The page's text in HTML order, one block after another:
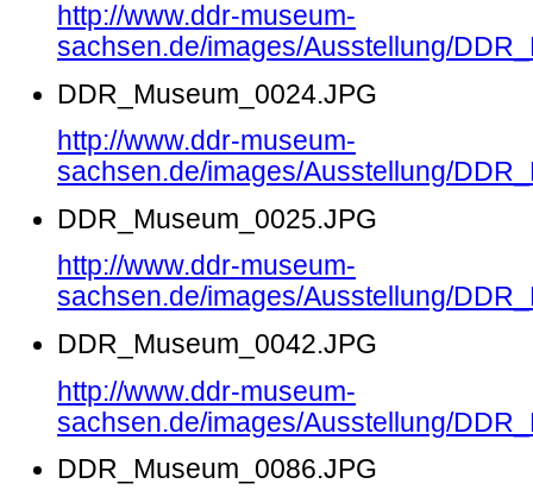
http://www.ddr-museum-
sachsen.de/images/Ausstellung/
DDR_Museum_0024.JPG
http://www.ddr-museum-
sachsen.de/images/Ausstellung/
DDR_Museum_0025.JPG
http://www.ddr-museum-
sachsen.de/images/Ausstellung/
DDR_Museum_0042.JPG
http://www.ddr-museum-
sachsen.de/images/Ausstellung/
DDR_Museum_0086.JPG